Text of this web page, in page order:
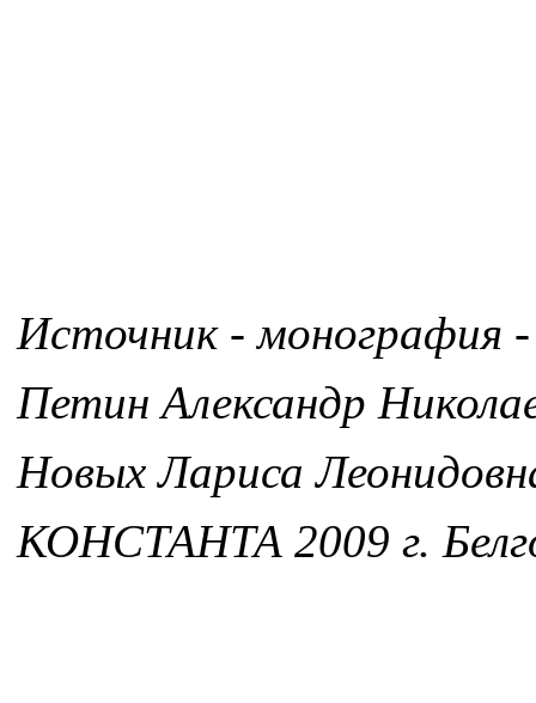
Источник - монография -
Петин Александр
Новых Лариса
КОНСТАНТА 2009 г.